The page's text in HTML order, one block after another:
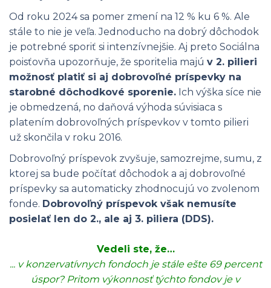
Od roku 2024 sa pomer zmení na 12 % ku 6 %. Ale
stále to nie je veľa. Jednoducho na dobrý dôchodok
je potrebné sporiť si intenzívnejšie. Aj preto Sociálna
poisťovňa upozorňuje, že sporitelia majú v 2. pilieri
možnosť platiť si aj dobrovoľné príspevky na
starobné dôchodkové sporenie. Ich výška síce nie
je obmedzená, no daňová výhoda súvisiaca s
platením dobrovoľných príspevkov v tomto pilieri
už skončila v roku 2016.
Dobrovoľný príspevok zvyšuje, samozrejme, sumu, z
ktorej sa bude počítať dôchodok a aj dobrovoľné
príspevky sa automaticky zhodnocujú vo zvolenom
fonde. Dobrovoľný príspevok však nemusíte
posielať len do 2., ale aj 3. piliera (DDS).
Vedeli ste, že…
... v konzervatívnych fondoch je stále ešte 69 percent
úspor? Pritom výkonnosť týchto fondov je v